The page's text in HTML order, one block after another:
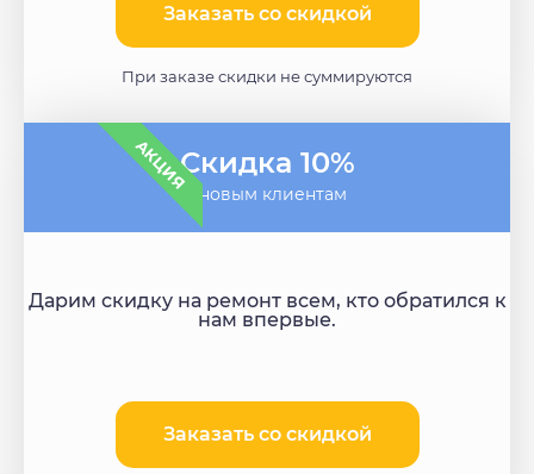
Заказать со скидкой
При заказе скидки не суммируются
АКЦИЯСкидка 10%
- новым клиентам
Дарим скидку на ремонт всем, кто обратился к
нам впервые.
Заказать со скидкой​